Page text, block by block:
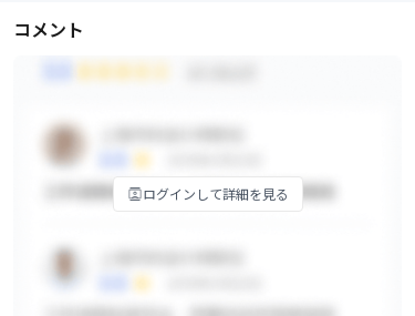
コメント
ログインして詳細を見る